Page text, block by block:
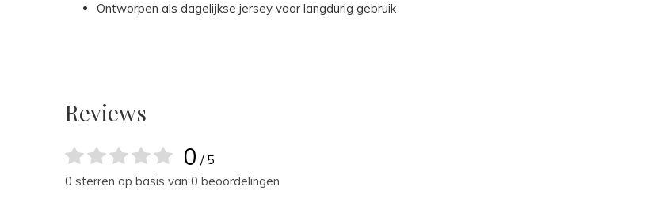
Ontworpen als dagelijkse jersey voor langdurig gebruik
Reviews
0 / 5
0 sterren op basis van 0 beoordelingen